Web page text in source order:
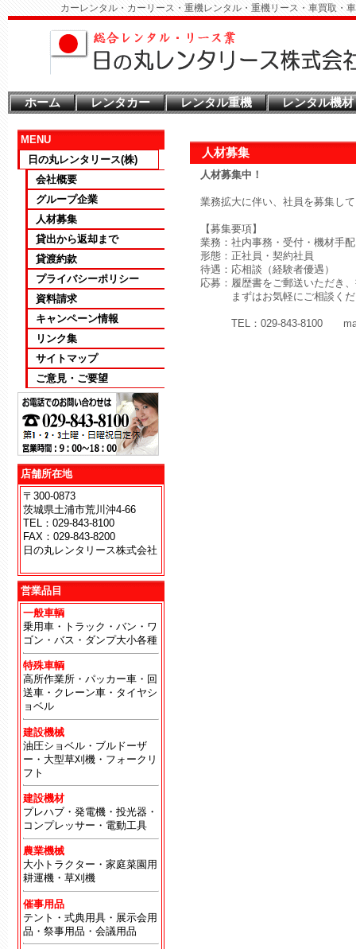
カーレンタル・カーリース・重機レンタル・重機リース・車買取・
ホーム レンタカー レンタル重機 レンタル機材
MENU
日の丸レンタリース(株)
会社概要
グループ企業
人材募集
貸出から返却まで
貸渡約款
プライバシーポリシー
資料請求
キャンペーン情報
リンク集
サイトマップ
ご意見・ご要望
店舗所在地
〒300-0873
茨城県土浦市荒川沖4-66
TEL：029-843-8100
FAX：029-843-8200
日の丸レンタリース株式会社
営業品目
一般車輌
乗用車・トラック・バン・ワ
ゴン・バス・ダンプ大小各種
特殊車輌
高所作業所・パッカー車・回
送車・クレーン車・タイヤシ
ョベル
建設機械
油圧ショベル・ブルドーザ
ー・大型草刈機・フォークリ
フト
建設機材
プレハブ・発電機・投光器・
コンプレッサー・電動工具
農業機械
大小トラクター・家庭菜園用
耕運機・草刈機
催事用品
テント・式典用具・展示会用
品・祭事用品・会議用品
人材募集
人材募集中！
業務拡大に伴い、社員を募集し
【募集要項】
業務：社内事務・受付・機材手
形態：正社員・契約社員
待遇：応相談（経験者優遇）
応募：履歴書をご郵送いただき
まずはお気軽にご相談くだ
TEL：029-843-8100 mail：